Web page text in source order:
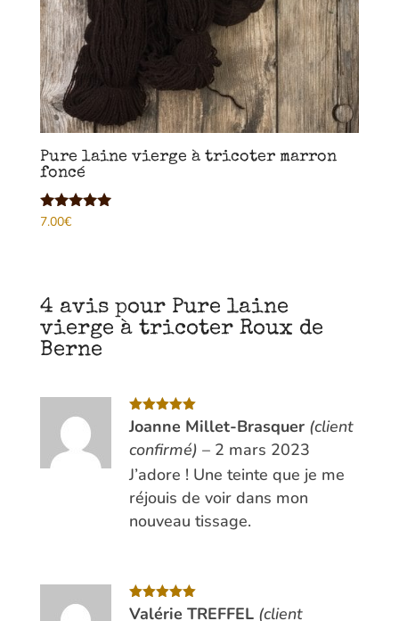
Pure laine vierge à tricoter marron
foncé
Note
7.00€
4 avis pour Pure laine
vierge à tricoter Roux de
Berne
Note5sur
5
Joanne Millet-Brasquer (client
confirmé) – 2 mars 2023
J’adore ! Une teinte que je me
réjouis de voir dans mon
nouveau tissage.
Note5sur
Valérie TREFFEL (client